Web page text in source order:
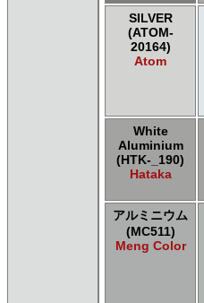
SILVER
(ATOM-
20164)
Atom
White
Aluminium
(HTK-_190)
Hataka
アルミニウム
(MC511)
Meng Color